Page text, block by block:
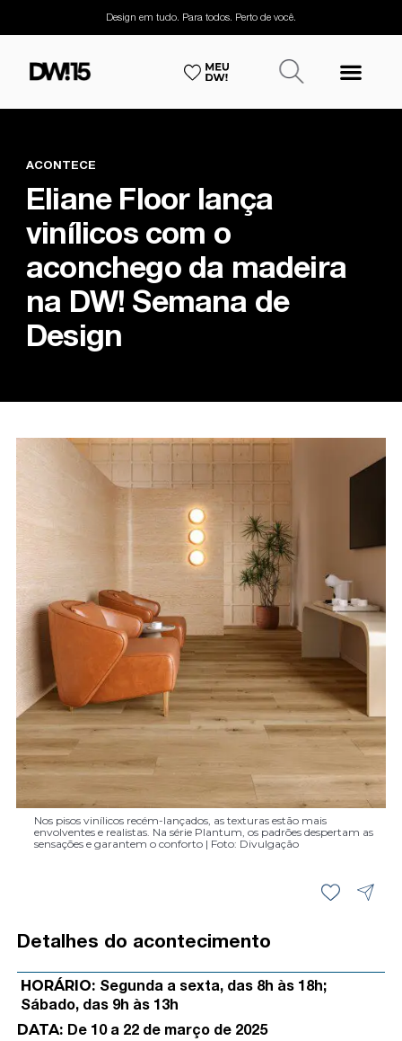
Design em tudo. Para todos. Perto de você.
ACONTECE
Eliane Floor lança
vinílicos com o
aconchego da madeira
na DW! Semana de
Design
Nos pisos vinílicos recém-lançados, as texturas estão mais
envolventes e realistas. Na série Plantum, os padrões despertam as
sensações e garantem o conforto | Foto: Divulgação
Detalhes do acontecimento
HORÁRIO: Segunda a sexta, das 8h às 18h;
Sábado, das 9h às 13h
DATA: De 10 a 22 de março de 2025